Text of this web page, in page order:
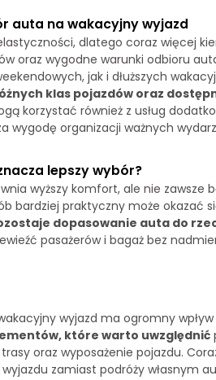
auta na wakacyjny wyjazd
dlatego coraz więcej
oraz wygodne warunki odbioru
jak i dłuższych
klas pojazdów oraz
korzystać również z usług
wygodę organizacji ważnych
lepszy wybór?
wyższy komfort, ale nie zawsze
bardziej praktyczny może okazać
dopasowanie auta do
pasażerów i bagaż bez
wyjazd ma ogromny
które warto uwzględnić
oraz wyposażenie pojazdu.
zamiast podróży własnym